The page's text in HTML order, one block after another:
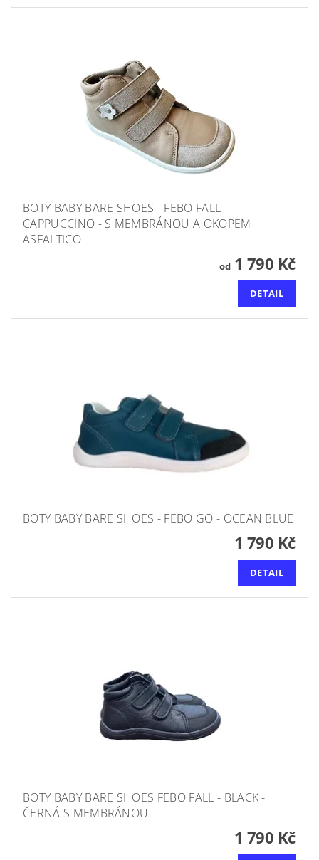
BOTY BABY BARE SHOES - FEBO FALL -
CAPPUCCINO - S MEMBRÁNOU A OKOPEM
ASFALTICO
od1 790 Kč
DETAIL
BOTY BABY BARE SHOES - FEBO GO - OCEAN BLUE
1 790 Kč
DETAIL
BOTY BABY BARE SHOES FEBO FALL - BLACK -
ČERNÁ S MEMBRÁNOU
1 790 Kč